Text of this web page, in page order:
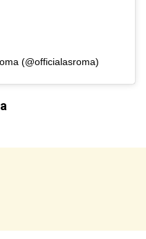
(@officialasroma)